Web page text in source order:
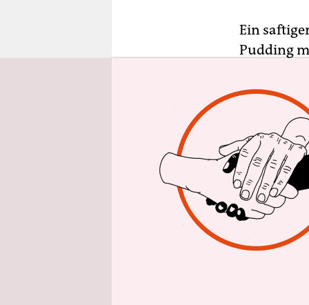
Ein
Pudding
Essens
unter
erregen,
Auch die
entdeckt
Deko
Akts, der
setzen –